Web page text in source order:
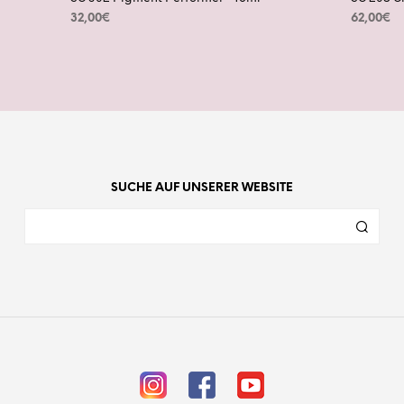
32,00€ 62,00€
SUCHE AUF UNSERER WEBSITE